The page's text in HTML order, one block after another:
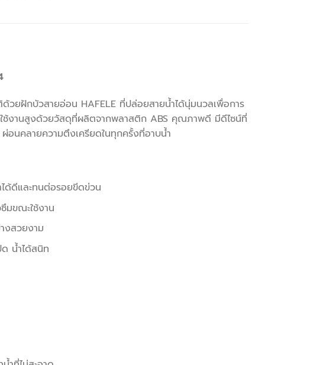
ด้วยฝักบัวสายอ่อน HAFELE ที่ปล่อยสายน้ำได้นุ่มนวลเพื่อการ
ช้งานสูงด้วยวัสดุที่ผลิตจากพลาสติก ABS คุณภาพดี มีดีไซน์ที่
อนคลายความตึงเครียดในทุกครั้งที่อาบน้ำ
ด้ดีและทนต่อรอยขีดข่วน
มขณะใช้งาน
งสวยงาม
น้ำได้สนิท